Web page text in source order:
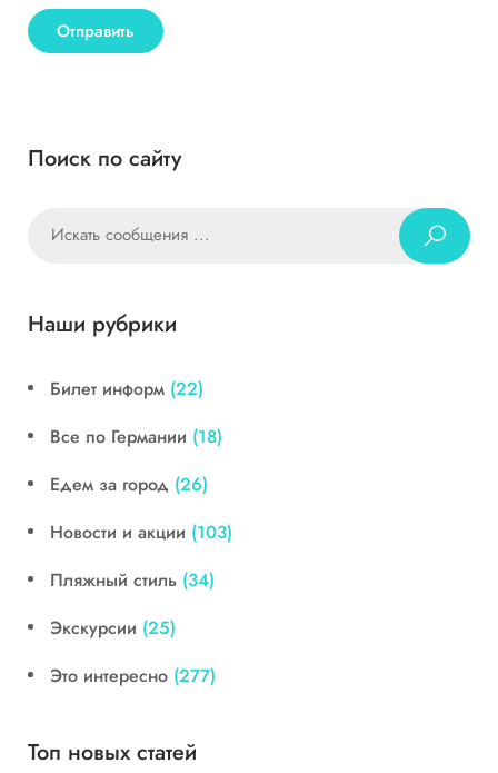
Поиск по сайту
Наши рубрики
Билет информ (22)
Все по Германии (18)
Едем за город (26)
Новости и акции (103)
Пляжный стиль (34)
Экскурсии (25)
Это интересно (277)
Топ новых статей